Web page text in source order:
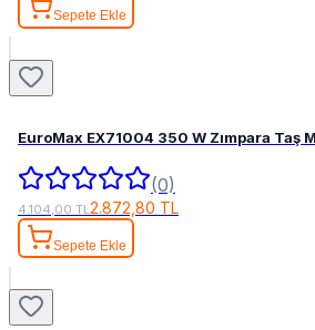
Sepete Ekle
EuroMax EX71004 350 W Zımpara Taş
(0)
4.104,00 TL2.872,80 TL
Sepete Ekle